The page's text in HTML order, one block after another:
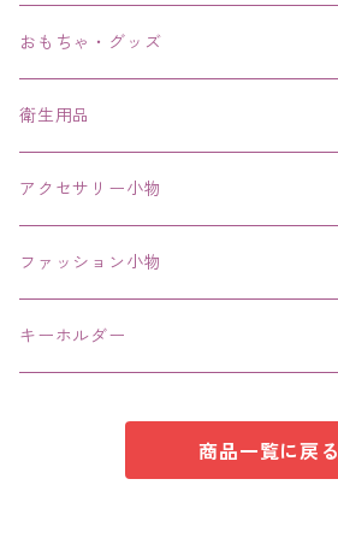
ブレスレット、バングル、ブレス、腕輪
ネックレス、チョーカー
その他
おもちゃ・グッズ
衛生用品
アクセサリー小物
エコバッグ コンビニ
ファッション小物
キーホルダー
商品一覧に戻る